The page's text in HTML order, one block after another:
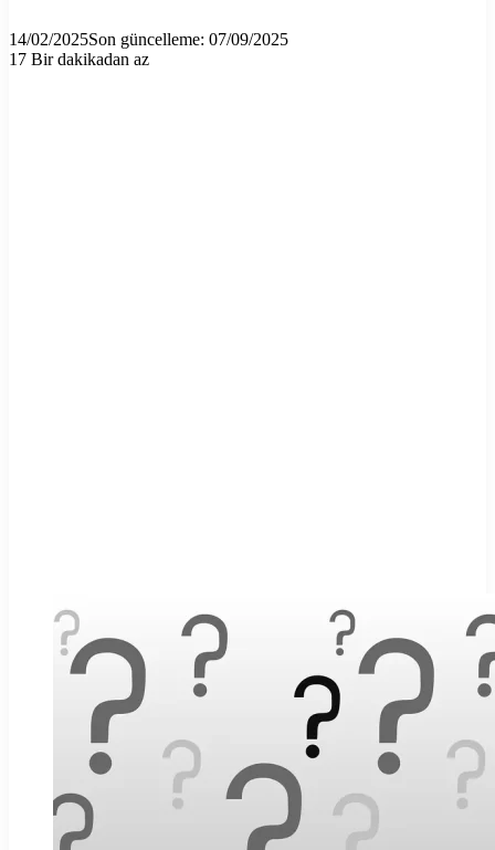
14/02/2025Son güncelleme: 07/09/2025
17 Bir dakikadan az